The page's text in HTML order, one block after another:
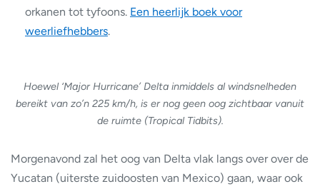
orkanen tot tyfoons. Een heerlijk boek voor
weerliefhebbers.
Hoewel ‘Major Hurricane’ Delta inmiddels al windsnelheden
bereikt van zo’n 225 km/h, is er nog geen oog zichtbaar vanuit
de ruimte (Tropical Tidbits).
Morgenavond zal het oog van Delta vlak langs over over de
Yucatan (uiterste zuidoosten van Mexico) gaan, waar ook